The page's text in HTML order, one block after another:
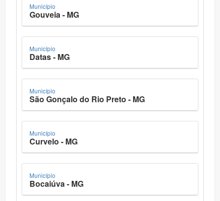
Município
Gouveia - MG
Município
Datas - MG
Município
São Gonçalo do Rio Preto - MG
Município
Curvelo - MG
Município
Bocaiúva - MG